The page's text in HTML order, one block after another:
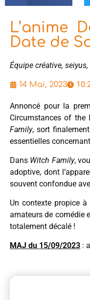
L’anime
Date de
Équipe créative,
14 Mai, 2023
Annoncé pour la
Circumstances of the
Family, sort
essentielles
Dans Witch Family,
adoptive, dont
souvent confondue
Un contexte propice
amateurs de comédie
totalement décalé !
MAJ du 15/09/2023 :